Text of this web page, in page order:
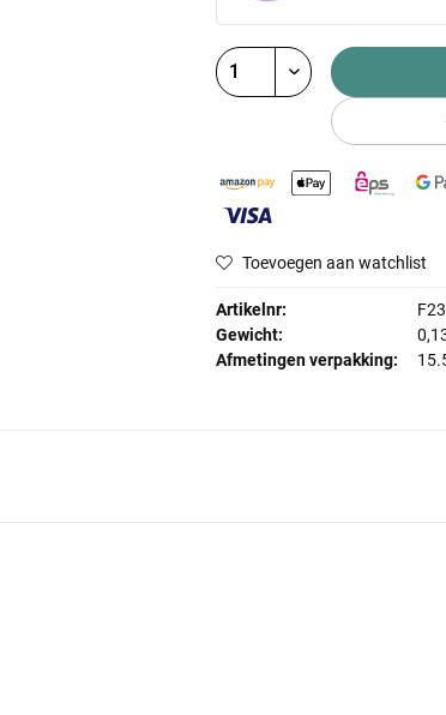
Toevoegen aan watchlist
Artikelnr:
Gewicht:
Afmetingen verpakking: